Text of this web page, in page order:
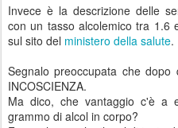
Invece è la descrizione delle
con un tasso alcolemico tra 1.6
sul sito del ministero della salute.
Segnalo preoccupata che
INCOSCIENZA.
Ma dico, che vantaggio c'è a
grammo di alcol in corpo?